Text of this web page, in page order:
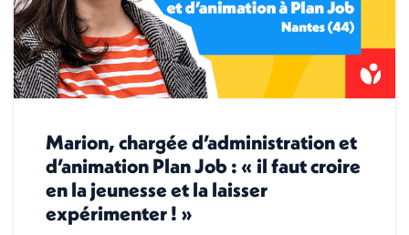
Marion, chargée d’administration et
d’animation Plan Job : « il faut croire
en la jeunesse et la laisser
expérimenter ! »